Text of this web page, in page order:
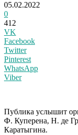
05.02.2022
0
412
VK
Facebook
Twitter
Pinterest
WhatsApp
Viber
Публика услышит
Ф. Куперена, Н. де
Каратыгина.